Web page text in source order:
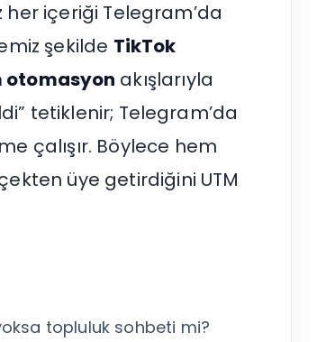
içeriği Telegram’da
şekilde TikTok
otomasyon akışlarıyla
tetiklenir; Telegram’da
çalışır. Böylece hem
üye getirdiğini UTM
topluluk sohbeti mi?